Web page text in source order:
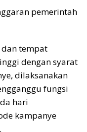
pemerintah
tempat
dengan syarat
dilaksanakan
fungsi
hari
kampanye